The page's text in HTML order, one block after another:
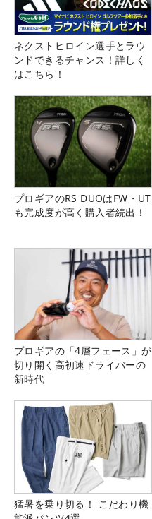
ネクストヒロイン選手とラウ
ンドできるチャンス！詳しく
はこちら！
プロギアのRS DUOはFW・UT
も完成度が高く購入者続出！
プロギアの「4層フェース」が
切り開く高初速ドライバーの
新時代
猛暑を乗り切る！ こだわり機